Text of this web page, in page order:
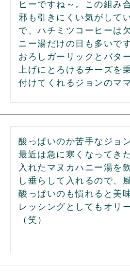
ヒーですね～。この組み
邪も引きにくい気がして
で、ハチミツコーヒーは
ニー湯だけの日も多いです
おろしガーリックとバタ
上げにとろけるチーズを
付けてくれるジョンのマ
酸っぱいのか苦手なジョ
最近は急に寒くなってき
入れたマヌカハニー湯を
し垂らして入れるので、
酸っぱいのも慣れると美
レッシングとしてもオリ
（笑）